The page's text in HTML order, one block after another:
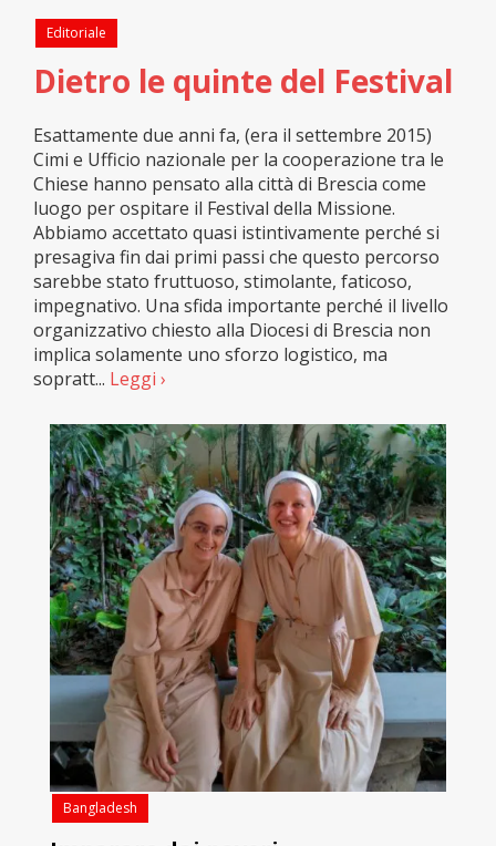
Editoriale
Dietro le quinte del Festival
Esattamente due anni fa, (era il settembre 2015)
Cimi e Ufficio nazionale per la cooperazione tra le
Chiese hanno pensato alla città di Brescia come
luogo per ospitare il Festival della Missione.
Abbiamo accettato quasi istintivamente perché si
presagiva fin dai primi passi che questo percorso
sarebbe stato fruttuoso, stimolante, faticoso,
impegnativo. Una sfida importante perché il livello
organizzativo chiesto alla Diocesi di Brescia non
implica solamente uno sforzo logistico, ma
sopratt... Leggi ›
Bangladesh